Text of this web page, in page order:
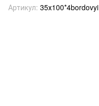
Артикул: 35х100*4bordovyi